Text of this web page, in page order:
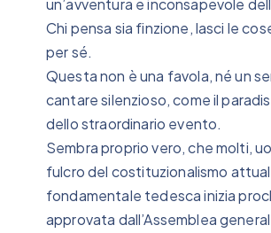
un’avventura e inconsapevole
Chi pensa sia finzione, lasci le
per sé.
Questa non è una favola, né un
cantare silenzioso, come il
dello straordinario evento.
Sembra proprio vero, che molti,
fulcro del costituzionalismo
fondamentale tedesca inizia
approvata dall’Assemblea